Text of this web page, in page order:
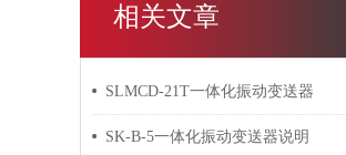
相关文章
SLMCD-21T一体化振动变送器
SK-B-5一体化振动变送器说明